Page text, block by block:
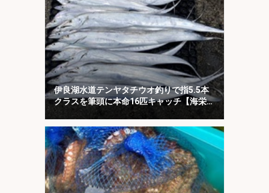
伊良湖水道テンヤタチウオ釣りで指5.5本
クラスを筆頭に本命16匹キャッチ【海栄